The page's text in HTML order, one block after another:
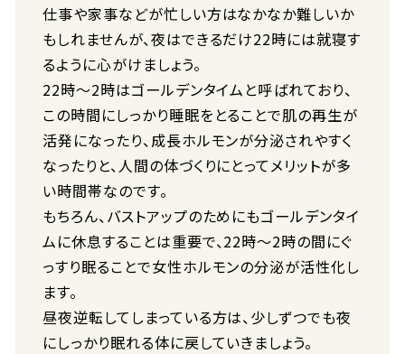
仕事や家事などが忙しい方はなかなか難しいか
もしれませんが、夜はできるだけ22時には就寝す
るように心がけましょう。
22時～2時はゴールデンタイムと呼ばれており、
この時間にしっかり睡眠をとることで肌の再生が
活発になったり、成長ホルモンが分泌されやすく
なったりと、人間の体づくりにとってメリットが多
い時間帯なのです。
もちろん、バストアップのためにもゴールデンタイ
ムに休息することは重要で、22時～2時の間にぐ
っすり眠ることで女性ホルモンの分泌が活性化し
ます。
昼夜逆転してしまっている方は、少しずつでも夜
にしっかり眠れる体に戻していきましょう。